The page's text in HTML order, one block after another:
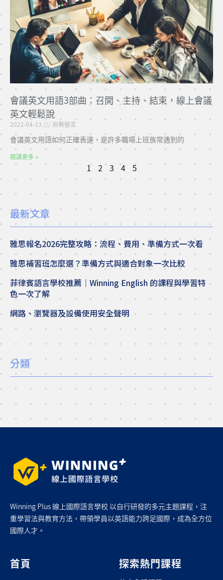
會議英文用語3部曲：召開、主持、結束，線上會議
英文輕鬆說
2022-04-13 尚無留言
會議英文用語如何正確表達，是許多職場上班族常遇到的
閱讀更多 »
1 2 3 4 5
最新文章
雅思報名2026完整攻略：流程、費用、準備方式一次看
雅思補習班怎麼選？準備方式與適合對象一次比較
菲律賓語言學校推薦｜Winning English 的課程與學習特
色一次了解
網路、瀏覽器及設備使用安全聲明
分類
Winning Plus 線上國際語言學校 以自行研發的多元主題課程，注
重學習法與教育方法，帶領學員以英語能力跨足國際，成為全方位
國際人才。
首頁 探索熱門課程